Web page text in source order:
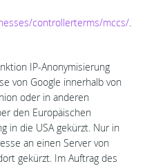
controllerterms/mccs/.
IP-Anonymisierung
von Google innerhalb von
oder in anderen
den Europäischen
in die USA gekürzt. Nur in
an einen Server von
gekürzt. Im Auftrag des